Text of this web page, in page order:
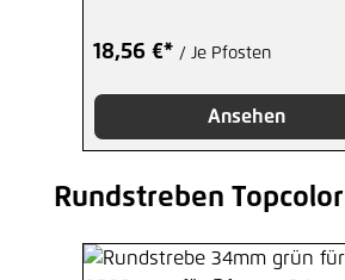
18,56 €* / Je Pfosten
Ansehen
Produktgalerie überspringen
Rundstreben Topcolor